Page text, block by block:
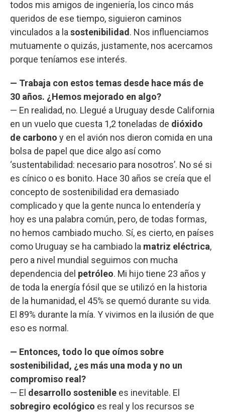
todos mis amigos de ingeniería, los cinco más
queridos de ese tiempo, siguieron caminos
vinculados a la sostenibilidad. Nos influenciamos
mutuamente o quizás, justamente, nos acercamos
porque teníamos ese interés.
— Trabaja con estos temas desde hace más de
30 años. ¿Hemos mejorado en algo?
— En realidad, no. Llegué a Uruguay desde California
en un vuelo que cuesta 1,2 toneladas de dióxido
de carbono y en el avión nos dieron comida en una
bolsa de papel que dice algo así como
‘sustentabilidad: necesario para nosotros’. No sé si
es cínico o es bonito. Hace 30 años se creía que el
concepto de sostenibilidad era demasiado
complicado y que la gente nunca lo entendería y
hoy es una palabra común, pero, de todas formas,
no hemos cambiado mucho. Sí, es cierto, en países
como Uruguay se ha cambiado la matriz eléctrica,
pero a nivel mundial seguimos con mucha
dependencia del petróleo. Mi hijo tiene 23 años y
de toda la energía fósil que se utilizó en la historia
de la humanidad, el 45% se quemó durante su vida.
El 89% durante la mía. Y vivimos en la ilusión de que
eso es normal.
— Entonces, todo lo que oímos sobre
sostenibilidad, ¿es más una moda y no un
compromiso real?
— El desarrollo sostenible es inevitable. El
sobregiro ecológico es real y los recursos se